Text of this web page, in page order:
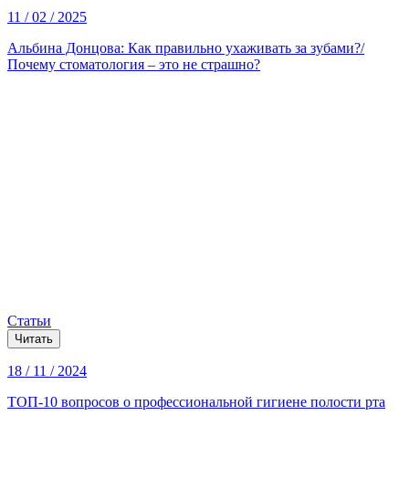
11 / 02 / 2025
Альбина Донцова: Как правильно ухаживать за зубами?/
Почему стоматология – это не страшно?
Статьи
Читать
18 / 11 / 2024
ТОП-10 вопросов о профессиональной гигиене полости рта